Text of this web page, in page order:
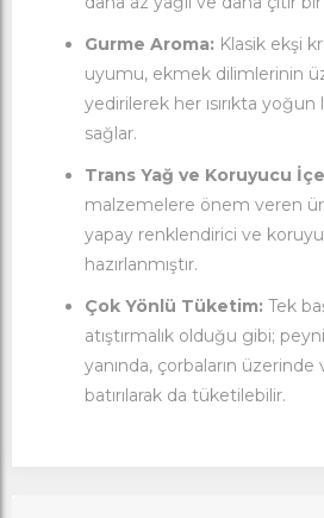
Gurme Aroma: Klasik ekşi
uyumu, ekmek dilimlerinin
yedirilerek her ısırıkta yoğun
sağlar.
Trans Yağ ve Koruyucu
malzemelere önem veren
yapay renklendirici ve
hazırlanmıştır.
Çok Yönlü Tüketim: Tek
atıştırmalık olduğu gibi;
yanında, çorbaların üzerinde
batırılarak da tüketilebilir.